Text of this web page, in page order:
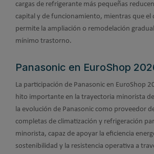
cargas de refrigerante más pequeñas
capital y de funcionamiento, mientras que el
permite la ampliación o remodelación
mínimo trastorno.
Panasonic en EuroShop
La participación de Panasonic en EuroShop
hito importante en la trayectoria minorista
la evolución de Panasonic como proveedor
completas de climatización y refrigeración
minorista, capaz de apoyar la eficiencia
sostenibilidad y la resistencia operativa a